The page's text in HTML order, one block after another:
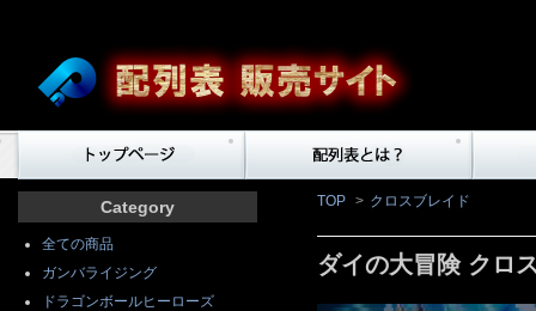
TOP > クロスブレイド
ダイの大冒険 クロ
Category
全ての商品
ガンバライジング
ドラゴンボールヒーローズ